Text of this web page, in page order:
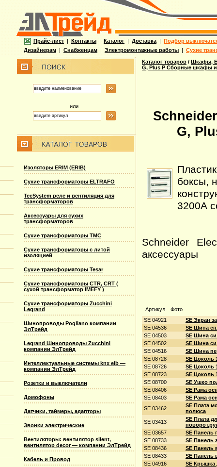
Прайс-лист | Контакты | Каталог | Доставка | Подбор
Дизайнерам | Снабженцам | Электромонтажные работы | Сухие
или
Изоляторы ERIM (ERIB)
Сухие трансформаторы ELTRAFO
TecSystem реле и вентиляция для
трансформаторов
Аксессуары для сухих
трансформаторов
Сухие трансформаторы TMC
Сухие трансформаторы с литой
изоляцией
Сухие трансформаторы Tesar
Сухие трансформаторы CTR, CRT (
сухой трансформатор IMEFY )
Сухие трансформаторы Zucchini
Legrand
Шинопроводы Pogliano компании
ЭлТрейд
Legrand Шинопроводы Zucchini
компании ЭлТрейд
Интеллектуальные системы knx eib —
компании ЭлТрейд
Розетки и выключатели
Домофоны
Датчики, таймеры, адапторы
Звонки электрические
Вентиляторы: вентилятор silent,
вентилятор decor — компании ЭлТрейд
Кабель и Провод
Каталог товаров / Шкафы,
G, Plus P Сборные шкафы и
G,
боксы,
3200А
Schneider
аксессуары
Артикул
Фото
SE 04921
SE Экран
SE 04536
SE Шина
SE 04503
SE Шина
SE 04502
SE Шина
SE 04516
SE Шина
SE 08728
SE Цоколь
SE 08726
SE Цоколь
SE 08723
SE Цоколь
SE 08700
SE Ушко
SE 08406
SE Рама
SE 08403
SE Рама
SE 03462
SE Плата
полюса
SE 03413
SE Плата
SE 03657
SE Панель
SE 08733
SE Панель
SE 08436
SE Панель
SE 08433
SE Панель
SE 04916
SE Крышка